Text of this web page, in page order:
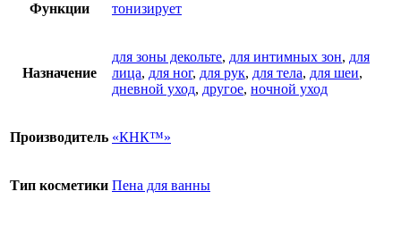
Функции тонизирует
Назначение
для зоны декольте, для интимных зон, для
лица, для ног, для рук, для тела, для шеи,
дневной уход, другое, ночной уход
Производитель «КНК™»
Тип косметики Пена для ванны